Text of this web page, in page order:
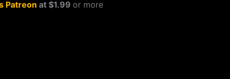
Patreon at $1.99 or more